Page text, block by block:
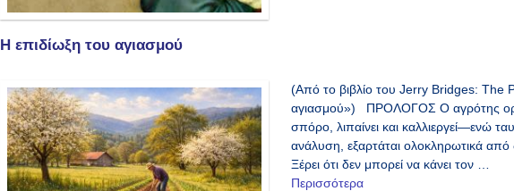
Η επιδίωξη του αγιασμού
(Από το βιβλίο του Jerry Bridges: The
αγιασμού») ΠΡΟΛΟΓΟΣ Ο αγρότης
σπόρο, λιπαίνει και καλλιεργεί—ενώ
ανάλυση, εξαρτάται ολοκληρωτικά από
Ξέρει ότι δεν μπορεί να κάνει τον …
Περισσότερα